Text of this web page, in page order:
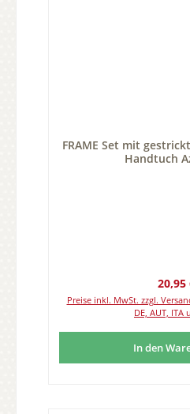
FRAME Set mit
Handtuch
20,95
Preise inkl. MwSt. zzgl.
DE, AUT, ITA
In den